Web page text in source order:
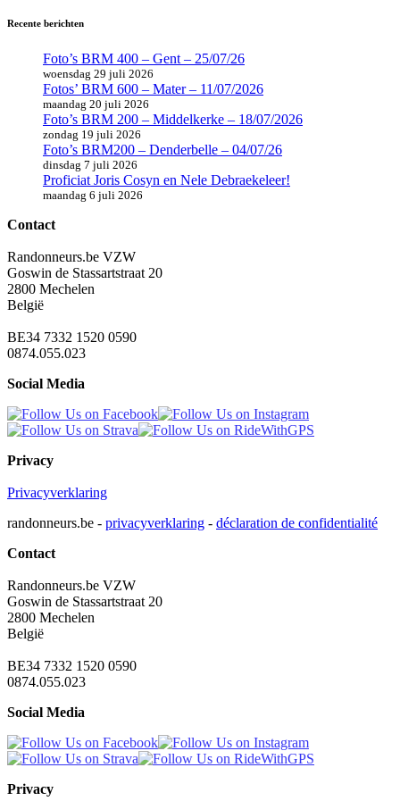
Recente berichten
Foto’s BRM 400 – Gent – 25/07/26
woensdag 29 juli 2026
Fotos’ BRM 600 – Mater – 11/07/2026
maandag 20 juli 2026
Foto’s BRM 200 – Middelkerke – 18/07/2026
zondag 19 juli 2026
Foto’s BRM200 – Denderbelle – 04/07/26
dinsdag 7 juli 2026
Proficiat Joris Cosyn en Nele Debraekeleer!
maandag 6 juli 2026
Contact
Randonneurs.be VZW
Goswin de Stassartstraat 20
2800 Mechelen
België
BE34 7332 1520 0590
0874.055.023
Social Media
Privacy
Privacyverklaring
randonneurs.be - privacyverklaring - déclaration de confidentialité
Contact
Randonneurs.be VZW
Goswin de Stassartstraat 20
2800 Mechelen
België
BE34 7332 1520 0590
0874.055.023
Social Media
Privacy